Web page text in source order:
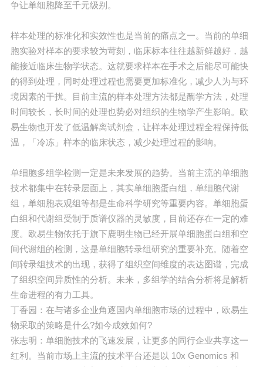
争让单细胞降至千元级别。
样本处理的标准化和实效性也是当前的痛点之一。当前的单细
胞实验对样本的要求较为苛刻，临床标本往往越新鲜越好，越
能接近临床生物学状态。这就要求样本在手术之后能尽可能快
的得到处理，同时处理过程也需要更加标准化，减少人为与环
境因素的干扰。目前主流的样本处理方法都是酶学方法，处理
时间较长，长时间的处理也势必对组织的生物学产生影响。欧
易生物也开发了低温解离试剂盒，让样本处理过程全程保持低
温，「冷冻」样本的临床状态，减少处理过程的影响。
单细胞多组学检测一定是未来发展的趋势。当前主流的单细胞
技术都集中在转录层面上，其实单细胞蛋白组，单细胞代谢
组，单细胞表观组等都是生命科学研究等重要内容。单细胞蛋
白组和代谢组受制于质谱仪器的灵敏度，目前还存在一定的难
度。欧易生物依托于旗下鹿明生物已经开展单细胞蛋白组和空
间代谢组的检测，这是单细胞转录组研究的重要补充。随着空
间转录组技术的出现，获得了组织空间维度的表达图谱，完成
了组织空间异质性的分析。未来，多组学的结合分析将是解析
生命进程的有力工具。
丁香园：在与诸多企业角逐国内单细胞市场的过程中，欧易生
物采取的策略是什么?如今成效如何?
张志明：单细胞技术的飞速发展，让更多的同行企业共享这一
红利。当前市场上主流的技术平台还是以 10x Genomics 和